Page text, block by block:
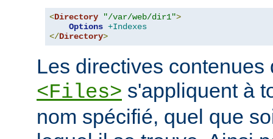
<Directory "/var/web/dir1">
Options +Indexes
</Directory>
Les directives contenues
<Files> s'appliquent à
nom spécifié, quel que